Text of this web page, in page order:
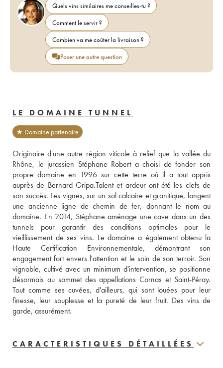
Quels vins similaires me conseilles-tu ?
Comment le servir ?
Combien va me coûter la livraison ?
Poser une autre question
LE DOMAINE TUNNEL
★ Domaine partenaire
Originaire d'une autre région viticole à relief que la vallée du
Rhône, le jurassien Stéphane Robert a choisi de fonder son
propre domaine en 1996 sur cette terre où il a tout appris
auprès de Bernard Gripa.Talent et ardeur ont été les clefs de
son succès. Les vignes, sur un sol calcaire et granitique, longent
une ancienne ligne de chemin de fer, donnant le nom au
domaine. En 2014, Stéphane aménage une cave dans un des
tunnels pour garantir des conditions optimales pour le
vieillissement de ses vins. Le domaine a également obtenu la
Haute Certification Environnementale, démontrant son
engagement fort envers l'attention et le soin de son terroir. Son
vignoble, cultivé avec un minimum d'intervention, se positionne
désormais au sommet des appellations Cornas et Saint-Péray.
Tout comme ses cuvées, d'ailleurs, qui sont louées pour leur
finesse, leur souplesse et la pureté de leur fruit. Des vins de
garde, assurément.
CARACTERISTIQUES DÉTAILLÉES